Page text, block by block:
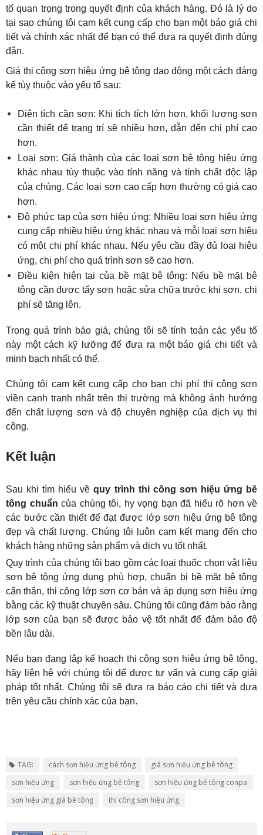
tố quan trọng trong quyết định của khách hàng. Đó là lý do
tại sao chúng tôi cam kết cung cấp cho bạn một báo giá chi
tiết và chính xác nhất để bạn có thể đưa ra quyết định đúng
đắn.
Giá thi công sơn hiệu ứng bê tông dao động một cách đáng
kể tùy thuộc vào yếu tố sau:
Diện tích cần sơn: Khi tích tích lớn hơn, khối lượng sơn
cần thiết để trang trí sẽ nhiều hơn, dẫn đến chi phí cao
hơn.
Loại sơn: Giá thành của các loại sơn bê tông hiệu ứng
khác nhau tùy thuộc vào tính năng và tính chất độc lập
của chúng. Các loại sơn cao cấp hơn thường có giá cao
hơn.
Độ phức tạp của sơn hiệu ứng: Nhiều loại sơn hiệu ứng
cung cấp nhiều hiệu ứng khác nhau và mỗi loại sơn hiệu
có một chi phí khác nhau. Nếu yêu cầu đầy đủ loại hiệu
ứng, chi phí cho quá trình sơn sẽ cao hơn.
Điều kiện hiện tại của bề mặt bê tông: Nếu bề mặt bê
tông cần được tẩy sơn hoặc sửa chữa trước khi sơn, chi
phí sẽ tăng lên.
Trong quá trình báo giá, chúng tôi sẽ tính toán các yếu tố
này một cách kỹ lưỡng để đưa ra một báo giá chi tiết và
minh bạch nhất có thể.
Chúng tôi cam kết cung cấp cho bạn chi phí thi công sơn
viền cạnh tranh nhất trên thị trường mà không ảnh hưởng
đến chất lượng sơn và độ chuyên nghiệp của dịch vụ thi
công.
Kết luận
Sau khi tìm hiểu về quy trình thi công sơn hiệu ứng bê
tông chuẩn của chúng tôi, hy vọng bạn đã hiểu rõ hơn về
các bước cần thiết để đạt được lớp sơn hiệu ứng bê tông
đẹp và chất lượng. Chúng tôi luôn cam kết mang đến cho
khách hàng những sản phẩm và dịch vụ tốt nhất.
Quy trình của chúng tôi bao gồm các loại thuốc chọn vật liệu
sơn bê tông ứng dụng phù hợp, chuẩn bị bề mặt bê tông
cẩn thận, thi công lớp sơn cơ bản và áp dụng sơn hiệu ứng
bằng các kỹ thuật chuyên sâu. Chúng tôi cũng đảm bảo rằng
lớp sơn của bạn sẽ được bảo vệ tốt nhất để đảm bảo độ
bền lâu dài.
Nếu bạn đang lập kế hoạch thi công sơn hiệu ứng bê tông,
hãy liên hệ với chúng tôi để được tư vấn và cung cấp giải
pháp tốt nhất. Chúng tôi sẽ đưa ra báo cáo chi tiết và dựa
trên yêu cầu chính xác của bạn.
TAG: cách sơn hiệu ứng bê tông
giá sơn hiệu ứng bê tông
sơn hiệu ứng
sơn hiệu ứng bê tông
sơn hiệu ứng bê tông conpa
sơn hiệu ứng giả bê tông
thi công sơn hiệu ứng